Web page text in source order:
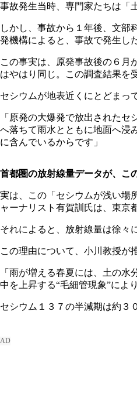
事故発生当時、専門家たちは「
しかし、事故から１年後、文部
発機構によると、事故で発生し
この事実は、原発事故後の６月
はやはり同じ。この調査結果を
セシウムが地表近くにとどまっ
「原発の大爆発で放出された
へ落ちて雨水とともに地面へ浸
に含んでいるからです」
首都圏の放射線量データが、こ
実は、この「セシウムが浅い場
ャーナリスト有賀訓氏は、東京
それによると、放射線量は徐々
この理由について、小川教授が
「雨が増える春夏には、土の
中を上昇する“毛細管現象”によ
セシウム１３７の半減期は約３